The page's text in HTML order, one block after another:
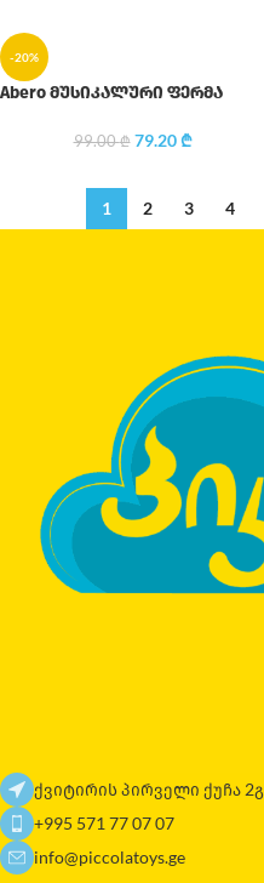
-20%
Abero მუსიკალური ფერმა
99.00₾ 79.20₾
1 2 3 4
ქვიტირის პირველი ქუჩა 2გ
+995 571 77 07 07
info@piccolatoys.ge